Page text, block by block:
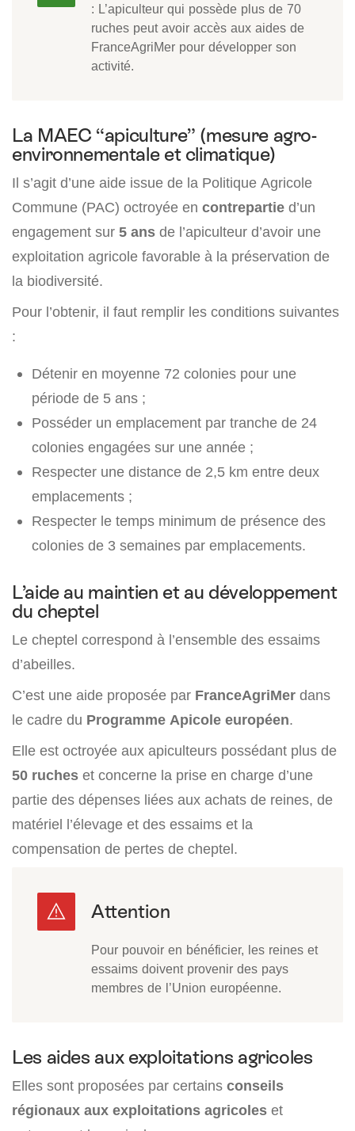
: L’apiculteur qui possède plus de 70
ruches peut avoir accès aux aides de
FranceAgriMer pour développer son
activité.
La MAEC “apiculture” (mesure agro-
environnementale et climatique)
Il s’agit d’une aide issue de la Politique Agricole
Commune (PAC) octroyée en contrepartie d’un
engagement sur 5 ans de l’apiculteur d’avoir une
exploitation agricole favorable à la préservation de
la biodiversité.
Pour l’obtenir, il faut remplir les conditions suivantes
:
Détenir en moyenne 72 colonies pour une
période de 5 ans ;
Posséder un emplacement par tranche de 24
colonies engagées sur une année ;
Respecter une distance de 2,5 km entre deux
emplacements ;
Respecter le temps minimum de présence des
colonies de 3 semaines par emplacements.
L’aide au maintien et au développement
du cheptel
Le cheptel correspond à l’ensemble des essaims
d’abeilles.
C’est une aide proposée par FranceAgriMer dans
le cadre du Programme Apicole européen.
Elle est octroyée aux apiculteurs possédant plus de
50 ruches et concerne la prise en charge d’une
partie des dépenses liées aux achats de reines, de
matériel l’élevage et des essaims et la
compensation de pertes de cheptel.
Pour pouvoir en bénéficier, les reines et
essaims doivent provenir des pays
membres de l’Union européenne.
Les aides aux exploitations agricoles
Elles sont proposées par certains conseils
régionaux aux exploitations agricoles et